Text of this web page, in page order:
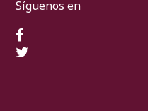
Síguenos en